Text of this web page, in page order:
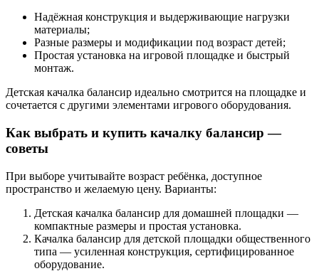
Надёжная конструкция и выдерживающие нагрузки
материалы;
Разные размеры и модификации под возраст детей;
Простая установка на игровой площадке и быстрый
монтаж.
Детская качалка балансир идеально смотрится на площадке и
сочетается с другими элементами игрового оборудования.
Как выбрать и купить качалку балансир —
советы
При выборе учитывайте возраст ребёнка, доступное
пространство и желаемую цену. Варианты:
Детская качалка балансир для домашней площадки —
компактные размеры и простая установка.
Качалка балансир для детской площадки общественного
типа — усиленная конструкция, сертифицированное
оборудование.